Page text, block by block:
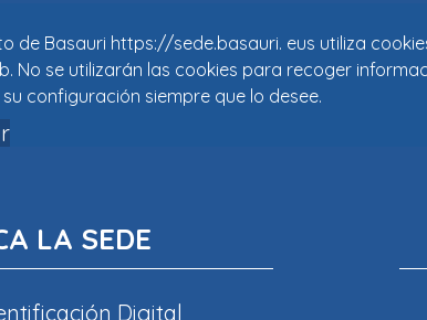
de Basauri https://sede.basauri. eus utiliza
No se utilizarán las cookies para recoger
configuración siempre que lo desee.
LA SEDE
Digital